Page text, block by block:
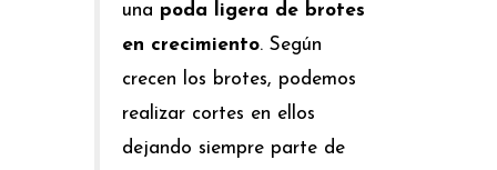
una poda ligera de brotes
en crecimiento. Según
crecen los brotes, podemos
realizar cortes en ellos
dejando siempre parte de